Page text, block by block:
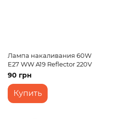
Лампа накаливания 60W
E27 WW A19 Reflector 220V
90 грн
Купить